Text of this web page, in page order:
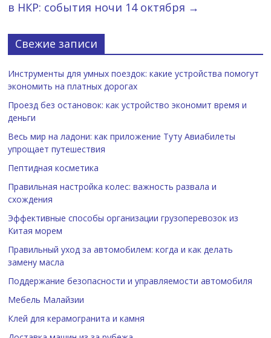
в НКР: события ночи 14 октября →
Свежие записи
Инструменты для умных поездок: какие устройства помогут
экономить на платных дорогах
Проезд без остановок: как устройство экономит время и
деньги
Весь мир на ладони: как приложение Туту Авиабилеты
упрощает путешествия
Пептидная косметика
Правильная настройка колес: важность развала и
схождения
Эффективные способы организации грузоперевозок из
Китая морем
Правильный уход за автомобилем: когда и как делать
замену масла
Поддержание безопасности и управляемости автомобиля
Мебель Малайзии
Клей для керамогранита и камня